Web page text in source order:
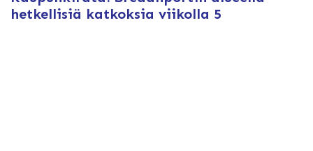
hetkellisiä katkoksia viikolla 5